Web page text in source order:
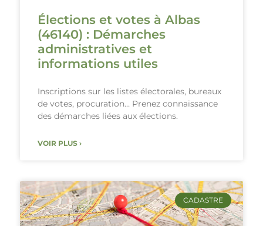
Élections et votes à Albas
(46140) : Démarches
administratives et
informations utiles
Inscriptions sur les listes électorales, bureaux
de votes, procuration… Prenez connaissance
des démarches liées aux élections.
VOIR PLUS ›
CADASTRE